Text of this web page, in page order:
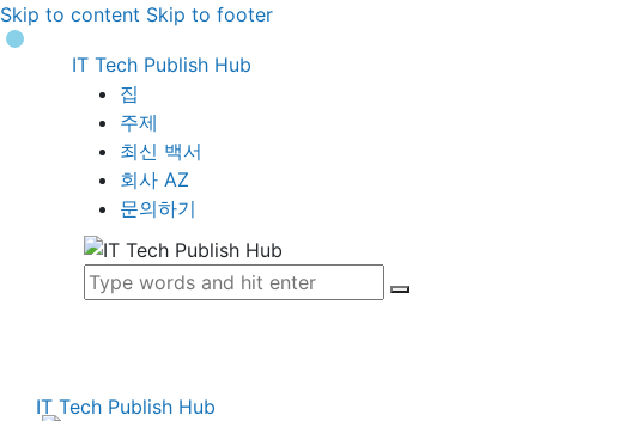
Skip to content Skip to footer
IT Tech Publish Hub
집
주제
최신 백서
회사 AZ
문의하기
IT Tech Publish Hub